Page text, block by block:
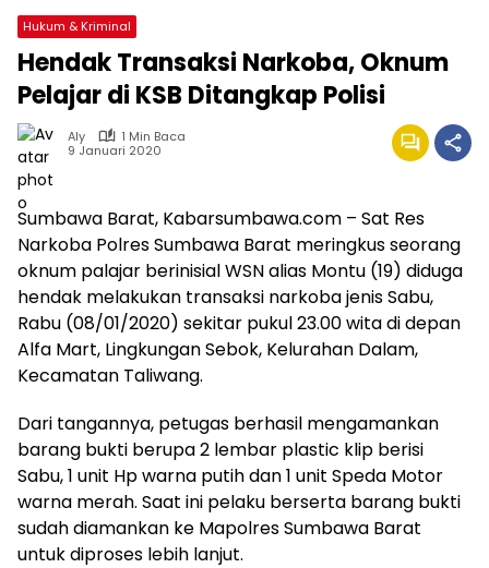
Hukum & Kriminal
Hendak Transaksi Narkoba, Oknum
Pelajar di KSB Ditangkap Polisi
Aly
1 Min Baca
9 Januari 2020
Sumbawa Barat, Kabarsumbawa.com – Sat Res
Narkoba Polres Sumbawa Barat meringkus seorang
oknum palajar berinisial WSN alias Montu (19) diduga
hendak melakukan transaksi narkoba jenis Sabu,
Rabu (08/01/2020) sekitar pukul 23.00 wita di depan
Alfa Mart, Lingkungan Sebok, Kelurahan Dalam,
Kecamatan Taliwang.
Dari tangannya, petugas berhasil mengamankan
barang bukti berupa 2 lembar plastic klip berisi
Sabu, 1 unit Hp warna putih dan 1 unit Speda Motor
warna merah. Saat ini pelaku berserta barang bukti
sudah diamankan ke Mapolres Sumbawa Barat
untuk diproses lebih lanjut.